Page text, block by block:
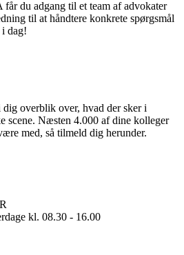
du adgang til et team af advokater
til at håndtere konkrete spørgsmål
dag!
overblik over, hvad der sker i
scene. Næsten 4.000 af dine kolleger
med, så tilmeld dig herunder.
kl. 08.30 - 16.00